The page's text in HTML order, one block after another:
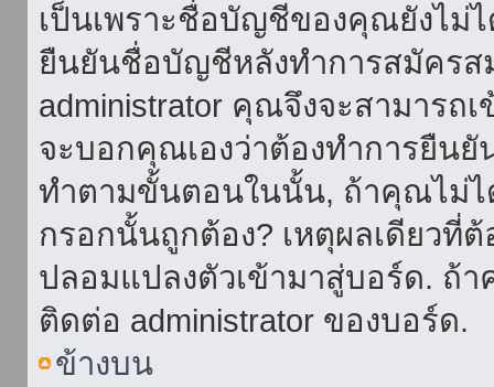
เป็นเพราะชื่อบัญชีของคุณยังไม่
ยืนยันชื่อบัญชีหลังทำการสมัครส
administrator คุณจึงจะสามาร
จะบอกคุณเองว่าต้องทำการยืน
ทำตามขั้นตอนในนั้น, ถ้าคุณไม่
กรอกนั้นถูกต้อง? เหตุผลเดียวที่
ปลอมแปลงตัวเข้ามาสู่บอร์ด. ถ้
ติดต่อ administrator ของบอร์ด.
ข้างบน